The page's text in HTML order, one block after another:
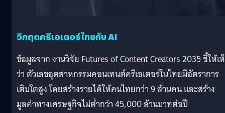
วิกฤตครีเอเตอร์ไทยกับ AI
ข้อมูลจาก งานวิจัย Futures of Content Creators 2035 ชี้ให้เ
ว่า ตัวเลขอุตสาหกรรมคอนเทนต์ครีเอเตอร์ในไทยมีอัตราการ
เติบโตสูง โดยสร้างรายได้ให้คนไทยกว่า 9 ล้านคน และสร้าง
มูลค่าทางเศรษฐกิจไม่ต่ำกว่า 45,000 ล้านบาทต่อปี